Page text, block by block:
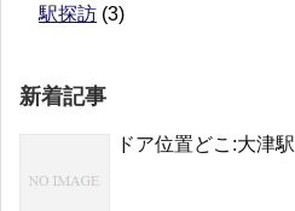
駅探訪 (3)
新着記事
ドア位置どこ:大津駅